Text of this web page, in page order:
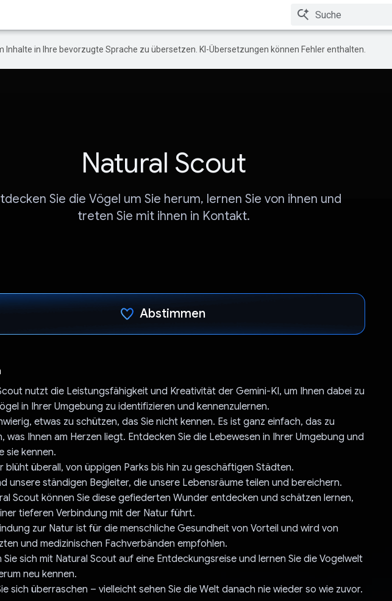
Inhalte in Ihre bevorzugte Sprache zu übersetzen. KI-Übersetzungen können Fehler enthalten.
Natural Scout
Sie die Vögel um Sie herum, lernen Sie von ihnen und
treten Sie mit ihnen in Kontakt.
Abstimmen
nutzt die Leistungsfähigkeit und Kreativität der Gemini-KI, um Ihnen dabei zu
in Ihrer Umgebung zu identifizieren und kennenzulernen.
etwas zu schützen, das Sie nicht kennen. Es ist ganz einfach, das zu
was Ihnen am Herzen liegt. Entdecken Sie die Lebewesen in Ihrer Umgebung und
sie kennen.
blüht überall, von üppigen Parks bis hin zu geschäftigen Städten.
unsere ständigen Begleiter, die unsere Lebensräume teilen und bereichern.
Scout können Sie diese gefiederten Wunder entdecken und schätzen lernen,
tieferen Verbindung mit der Natur führt.
zur Natur ist für die menschliche Gesundheit von Vorteil und wird von
und medizinischen Fachverbänden empfohlen.
Sie sich mit Natural Scout auf eine Entdeckungsreise und lernen Sie die Vogelwelt
neu kennen.
sich überraschen – vielleicht sehen Sie die Welt danach nie wieder so wie zuvor.